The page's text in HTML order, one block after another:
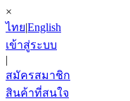
×
ไทย|English
เข้าสู่ระบบ
|
สมัครสมาชิก
สินค้าที่สนใจ